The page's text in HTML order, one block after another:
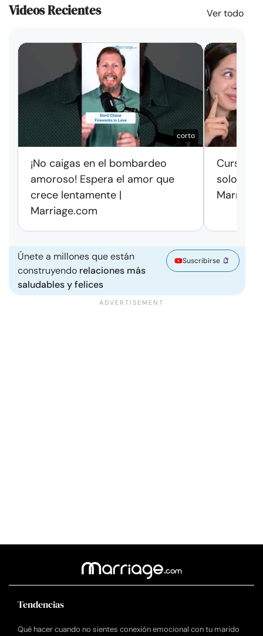
Videos Recientes Ver todo
corto
¡No caigas en el bombardeo
amoroso! Espera el amor que
crece lentamente |
Marriage.com
Cursos
solo
Únete a millones que están
construyendo relaciones más
saludables y felices
Suscribirse
Tendencias
Qué hacer cuando no sientes conexión emocional con tu marido